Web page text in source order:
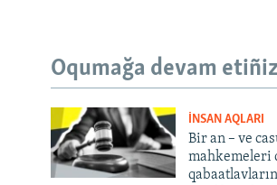
Oqumağa devam etiñiz
İNSAN AQLARI
Bir an – ve
mahkemeleri